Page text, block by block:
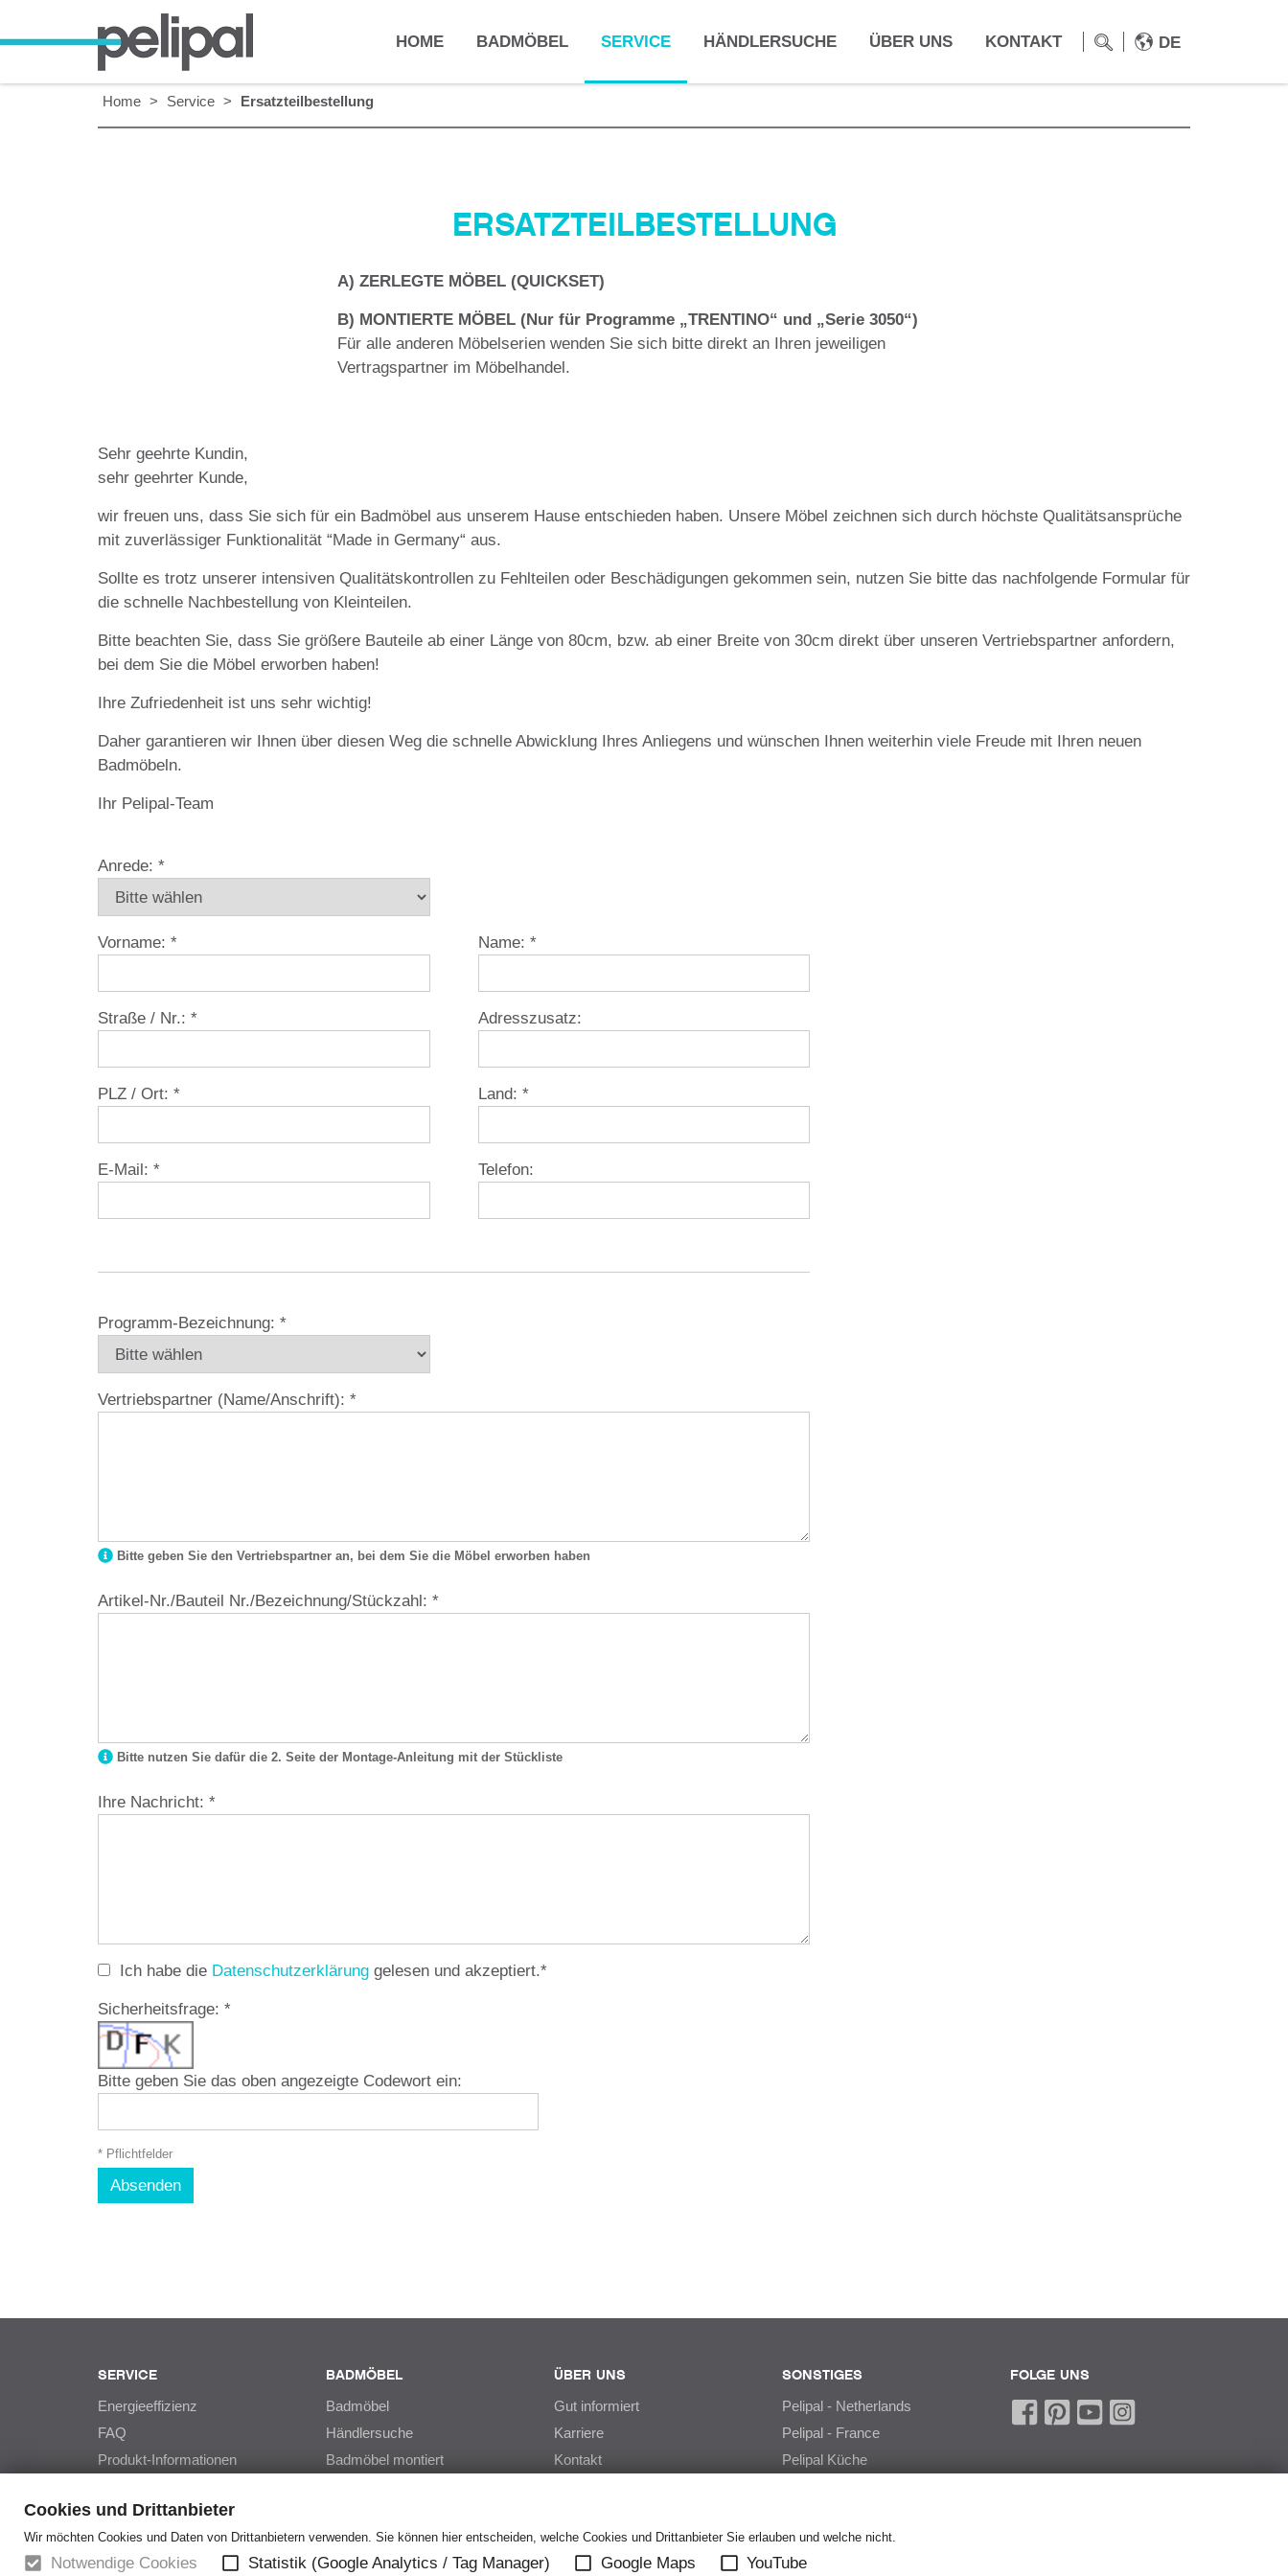
Cookies und Drittanbieter
Wir möchten Cookies und Daten von Drittanbietern verwenden. Sie können hier entscheiden, welche Cookies und Drittanbieter Sie erlauben und welche nicht.
Notwendige Cookies Statistik (Google Analytics / Tag Manager) Google Maps YouTube
DE
HOME BADMÖBEL SERVICE HÄNDLERSUCHE ÜBER UNS KONTAKT
Home > Service > Ersatzteilbestellung
ERSATZTEILBESTELLUNG
A) ZERLEGTE MÖBEL (QUICKSET)
B) MONTIERTE MÖBEL (Nur für Programme „TRENTINO“ und „Serie 3050“)
Für alle anderen Möbelserien wenden Sie sich bitte direkt an Ihren jeweiligen
Vertragspartner im Möbelhandel.
Sehr geehrte Kundin,
sehr geehrter Kunde,
wir freuen uns, dass Sie sich für ein Badmöbel aus unserem Hause entschieden haben. Unsere Möbel zeichnen sich durch höchste Qualitätsansprüche
mit zuverlässiger Funktionalität “Made in Germany“ aus.
Sollte es trotz unserer intensiven Qualitätskontrollen zu Fehlteilen oder Beschädigungen gekommen sein, nutzen Sie bitte das nachfolgende Formular für
die schnelle Nachbestellung von Kleinteilen.
Bitte beachten Sie, dass Sie größere Bauteile ab einer Länge von 80cm, bzw. ab einer Breite von 30cm direkt über unseren Vertriebspartner anfordern,
bei dem Sie die Möbel erworben haben!
Ihre Zufriedenheit ist uns sehr wichtig!
Daher garantieren wir Ihnen über diesen Weg die schnelle Abwicklung Ihres Anliegens und wünschen Ihnen weiterhin viele Freude mit Ihren neuen
Badmöbeln.
Ihr Pelipal-Team
Anrede: *
Vorname: * Name: *
Straße / Nr.: * Adresszusatz:
PLZ / Ort: * Land: *
E-Mail: * Telefon:
Programm-Bezeichnung: *
Vertriebspartner (Name/Anschrift): *
Bitte geben Sie den Vertriebspartner an, bei dem Sie die Möbel erworben haben
Artikel-Nr./Bauteil Nr./Bezeichnung/Stückzahl: *
Bitte nutzen Sie dafür die 2. Seite der Montage-Anleitung mit der Stückliste
Ihre Nachricht: *
Ich habe die Datenschutzerklärung gelesen und akzeptiert.*
Sicherheitsfrage: *
Bitte geben Sie das oben angezeigte Codewort ein:
* Pflichtfelder
Absenden
SERVICE
Energieeffizienz
FAQ
Produkt-Informationen
Videos
Auftragsstatusabfrage
BADMÖBEL
Badmöbel
Händlersuche
Badmöbel montiert
Quickset
ÜBER UNS
Gut informiert
Karriere
Kontakt
SONSTIGES
Pelipal - Netherlands
Pelipal - France
Pelipal Küche
FOLGE UNS